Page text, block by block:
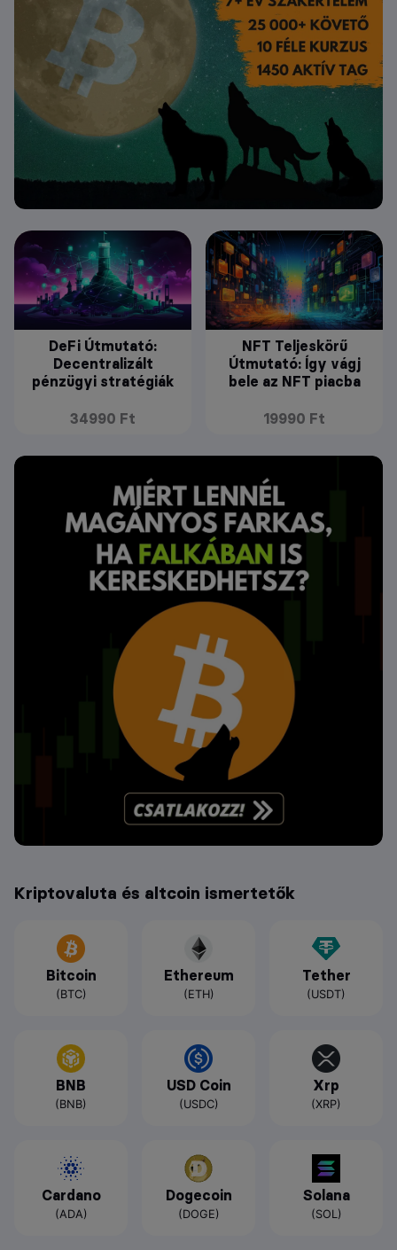
DeFi Útmutató:
Decentralizált
pénzügyi stratégiák
34990 Ft
NFT Teljeskörű
Útmutató: Így vágj
bele az NFT piacba
19990 Ft
Kriptovaluta és altcoin ismertetők
Bitcoin
(BTC)
Ethereum
(ETH)
Tether
(USDT)
BNB
(BNB)
USD Coin
(USDC)
Xrp
(XRP)
Cardano
(ADA)
Dogecoin
(DOGE)
Solana
(SOL)